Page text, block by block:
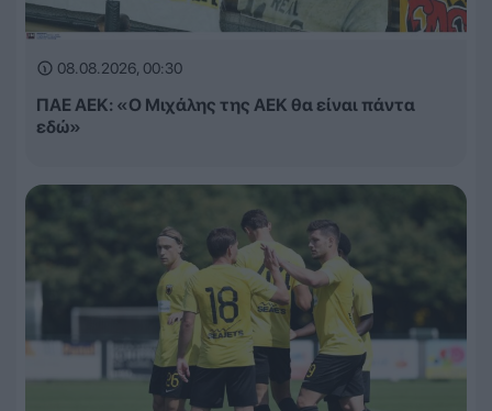
08.08.2026, 00:30
ΠΑΕ ΑΕΚ: «Ο Μιχάλης της ΑΕΚ θα είναι πάντα
εδώ»